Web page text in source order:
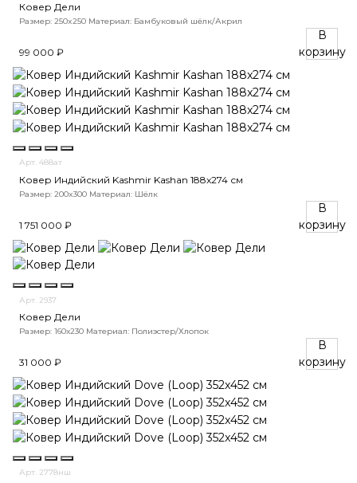
Ковер Дели
Размер: 250x250 Материал: Бамбуковый шёлк/Акрил
99 000 ₽
В
корзину
Арт. 488ат
Ковер Индийский Kashmir Kashan 188x274 см
Размер: 200x300 Материал: Шёлк
1 751 000 ₽
В
корзину
Арт. 2937
Ковер Дели
Размер: 160х230 Материал: Полиэстер/Хлопок
31 000 ₽
В
корзину
Арт. 2778нш